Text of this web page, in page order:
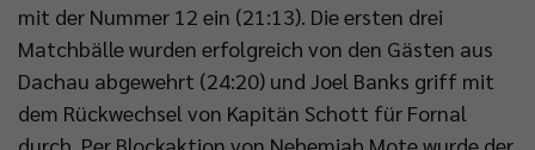
mit der Nummer 12 ein (21:13). Die ersten drei
Matchbälle wurden erfolgreich von den Gästen aus
Dachau abgewehrt (24:20) und Joel Banks griff mit
dem Rückwechsel von Kapitän Schott für Fornal